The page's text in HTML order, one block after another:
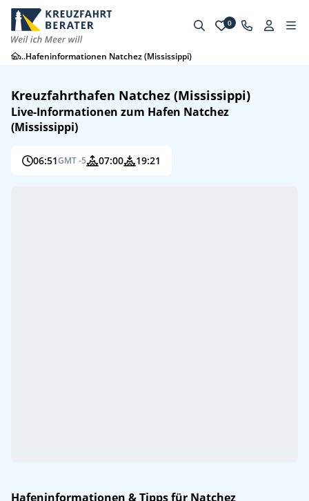
0
...Hafeninformationen Natchez (Mississippi)
Kreuzfahrthafen Natchez (Mississippi)
Live-Informationen zum Hafen Natchez
(Mississippi)
06:51GMT -5 07:00 19:21
Hafeninformationen & Tipps für Natchez